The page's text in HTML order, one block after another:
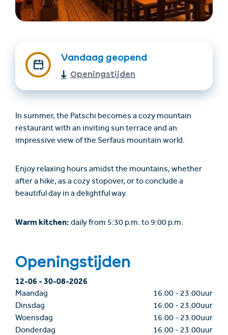
cadeaushop
info@serfaus-fiss-ladis.at
Vandaag geopend
Openingstijden
In summer, the Patschi becomes a cozy mountain
restaurant with an inviting sun terrace and an
impressive view of the Serfaus mountain world.
Enjoy relaxing hours amidst the mountains, whether
after a hike, as a cozy stopover, or to conclude a
beautiful day in a delightful way.
Warm kitchen: daily from 5:30 p.m. to 9:00 p.m.
Openingstijden
12-06-30-08-2026
Maandag 16.00 - 23.00uur
Dinsdag
16.00 - 23.00uur
Woensdag
16.00 - 23.00uur
Donderdag
16.00 - 23.00uur